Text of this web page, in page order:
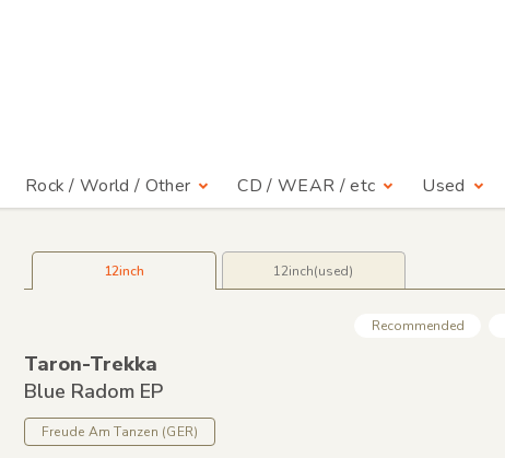
Rock / World / Other CD / WEAR / etc Used
12inch 12inch(used)
Recommended
Taron-Trekka
Blue Radom EP
Freude Am Tanzen (GER)